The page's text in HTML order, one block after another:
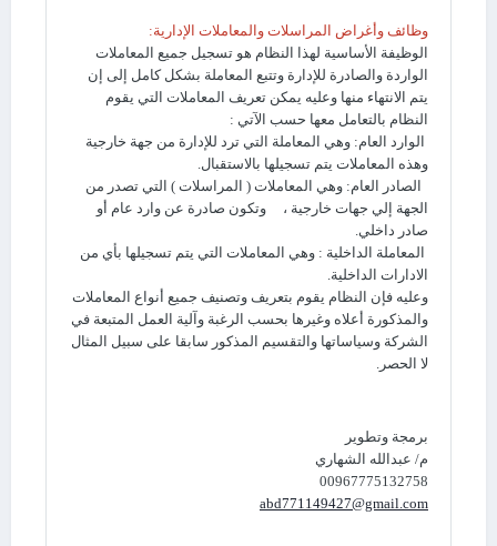
وظائف وأغراض المراسلات والمعاملات الإدارية:
الوظيفة الأساسية لهذا النظام هو تسجيل جميع المعاملات
الواردة والصادرة للإدارة وتتبع المعاملة بشكل كامل إلى إن
يتم الانتهاء منها وعليه يمكن تعريف المعاملات التي يقوم
النظام بالتعامل معها حسب الآتي :
الوارد العام: وهي المعاملة التي ترد للإدارة من جهة خارجية
وهذه المعاملات يتم تسجيلها بالاستقبال.
الصادر العام: وهي المعاملات ( المراسلات ) التي تصدر من
الجهة إلي جهات خارجية ، وتكون صادرة عن وارد عام أو
صادر داخلي.
المعاملة الداخلية : وهي المعاملات التي يتم تسجيلها بأي من
الادارات الداخلية.
وعليه فإن النظام يقوم بتعريف وتصنيف جميع أنواع المعاملات
والمذكورة أعلاه وغيرها بحسب الرغبة وآلية العمل المتبعة في
الشركة وسياساتها والتقسيم المذكور سابقا على سبيل المثال
لا الحصر.
برمجة وتطوير
م/ عبدالله الشهاري
00967775132758
abd771149427@gmail.com